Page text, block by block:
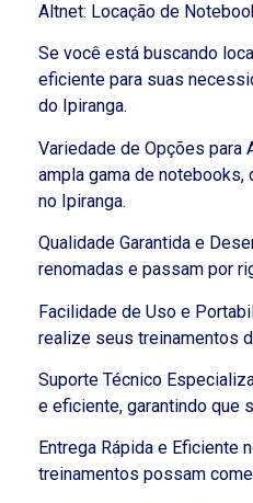
Altnet: Locação de
Se você está buscando
eficiente para suas
do Ipiranga.
Variedade de Opções
ampla gama de
no Ipiranga.
Qualidade Garantida e
renomadas e passam por
Facilidade de Uso e
realize seus treinamentos
Suporte Técnico
e eficiente, garantindo que
Entrega Rápida e Eficiente
treinamentos possam